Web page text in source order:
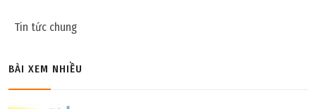
Tin tức chung
BÀI XEM NHIỀU